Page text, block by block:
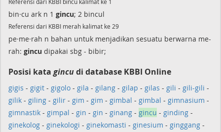
bin·cu ark n 1 gincu; 2 bincul
Referensi dari KBBI merah kalimat ke 29
pe·me·rah n bahan untuk menjadikan sesuatu berwarna me-
rah: gincu dipakai sbg - bibir;
Posisi kata gincudi database KBBI Online
gigis - gigit - gigolo - gila - gilang - gilap - gilas - gili - gili-gili -
gilik - giling - gilir - gim - gim - gimbal - gimbal - gimnasium -
gimnastik - gimpal - gin - gin - ginang - gincu - ginding -
ginekolog - ginekologi - ginekomasti - ginesium - ginggang -